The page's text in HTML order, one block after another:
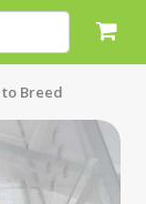
Breed